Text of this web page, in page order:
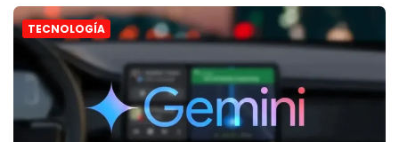
TECNOLOGÍA